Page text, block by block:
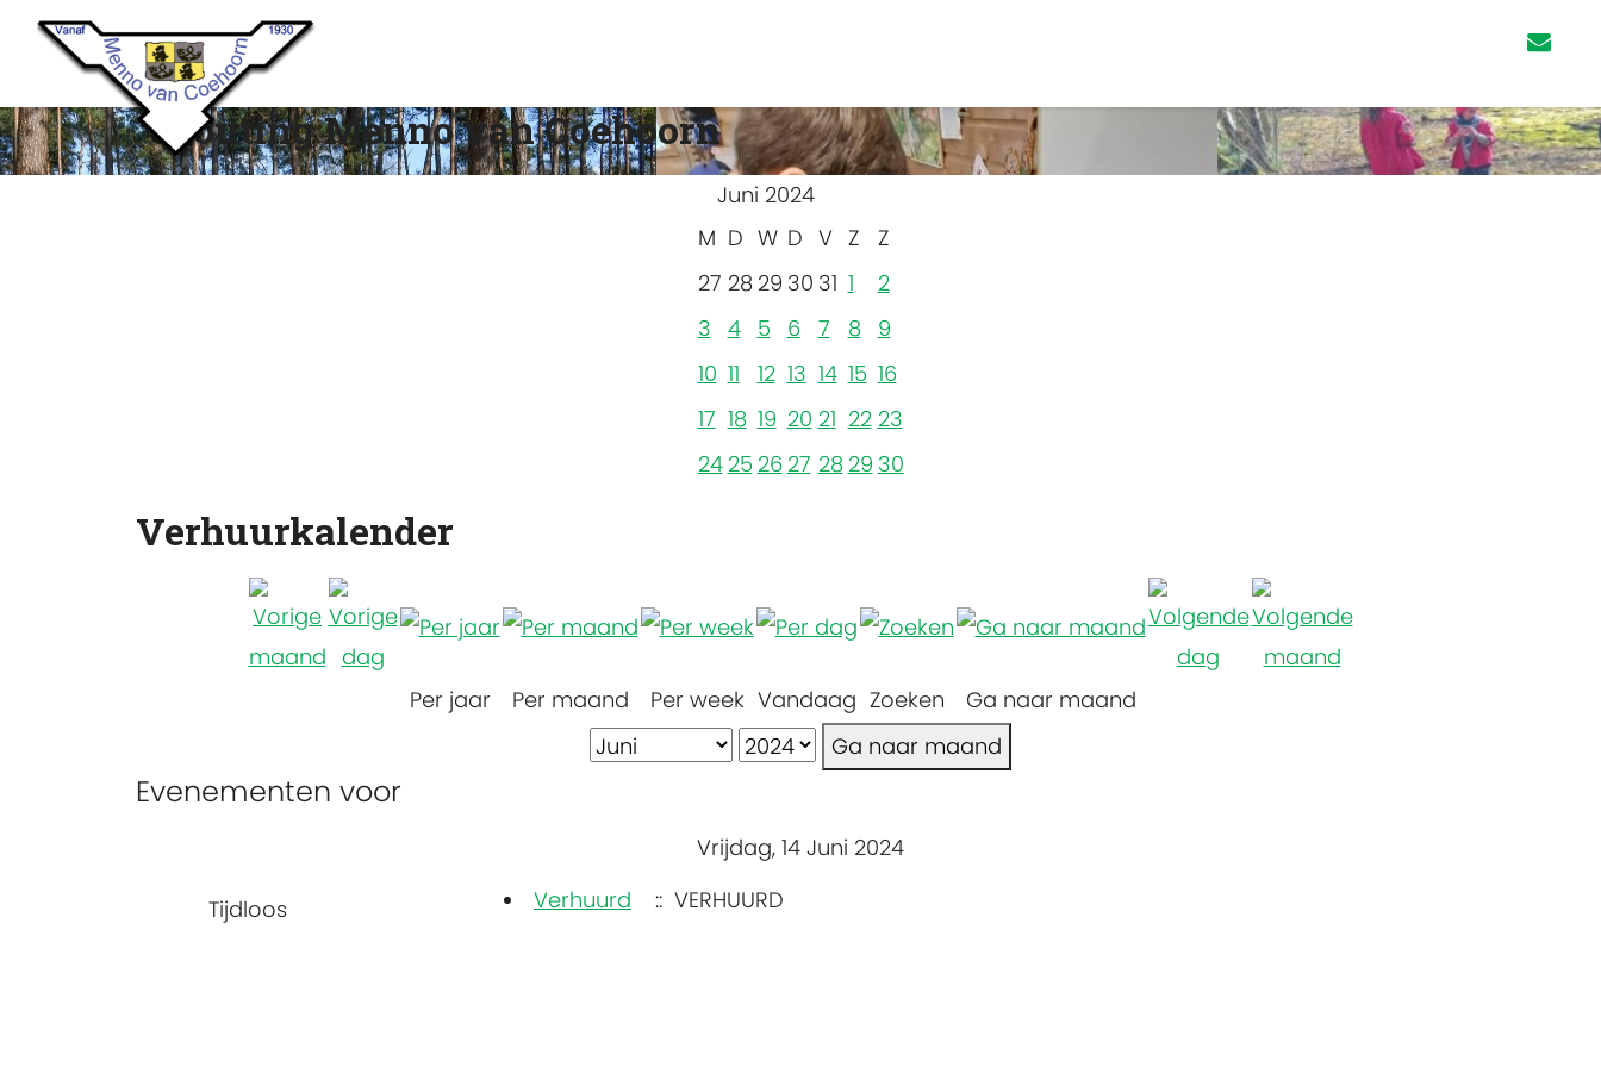
Scouting Menno van Coehoorn
Juni 2024
M D W D V Z
Z
27 28 29 30 31 1
2
3 4 5 6 7 8
9
10 11 12 13 14 15 16
17 18 19 20 21 22 23
24 25 26 27 28 29 30
Verhuurkalender
Per jaar Per maand Per week Vandaag Zoeken
Ga naar maand
Ga naar maand
Evenementen voor
Vrijdag, 14 Juni 2024
Tijdloos Verhuurd :: VERHUURD